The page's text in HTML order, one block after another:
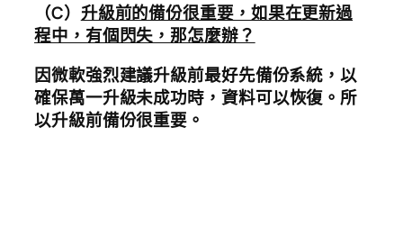
（C） 升級前的備份很重要，如果在更新過
程中，有個閃失，那怎麼辦？
因微軟強烈建議升級前最好先備份系統，以
確保萬一升級未成功時，資料可以恢復。所
以升級前備份很重要。